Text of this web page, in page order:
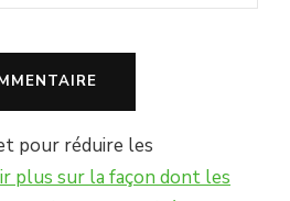
pour réduire les
plus sur la façon dont les